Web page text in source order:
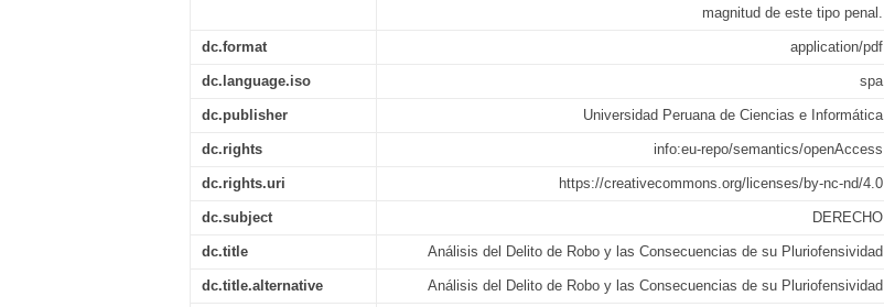
magnitud de este tipo penal.
dc.format application/pdf
dc.language.iso spa
dc.publisher Universidad Peruana de Ciencias e Informática
dc.rights info:eu-repo/semantics/openAccess
dc.rights.uri https://creativecommons.org/licenses/by-nc-nd/4.0
dc.subject DERECHO
dc.title Análisis del Delito de Robo y las Consecuencias de su Pluriofensividad
dc.title.alternative Análisis del Delito de Robo y las Consecuencias de su Pluriofensividad